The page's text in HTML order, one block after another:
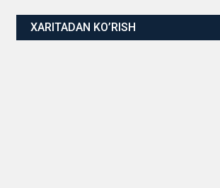
XARITADAN KO’RISH